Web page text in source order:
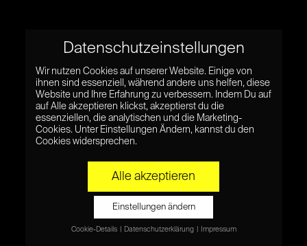
Datenschutzeinstellungen
Wir nutzen Cookies auf unserer Website. Einige von
ihnen sind essenziell, während andere uns helfen, diese
Website und Ihre Erfahrung zu verbessern. Indem Du auf
auf Alle akzeptieren klickst, akzeptierst du die
essenziellen, die analytischen und die Marketing-
Cookies. Unter Einstellungen Ändern, kannst du den
Cookies widersprechen.
Alle akzeptieren
Einstellungen ändern
Cookie-Details Datenschutzerklärung Impressum